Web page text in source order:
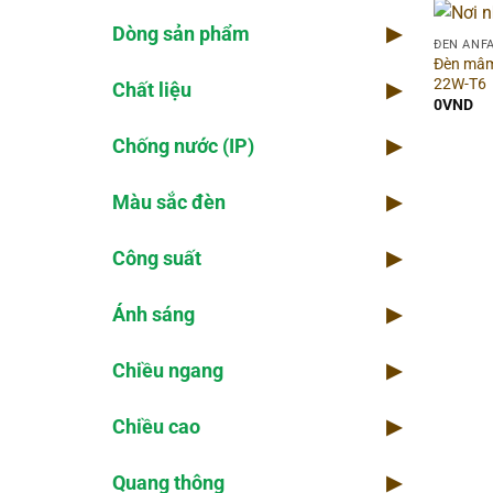
Dòng sản phẩm ▶
Chất liệu ▶
Chống nước (IP) ▶
Màu sắc đèn ▶
Công suất ▶
Ánh sáng ▶
Chiều ngang ▶
Chiều cao ▶
Quang thông ▶
ĐÈN
Đèn
22W-T6
0VND